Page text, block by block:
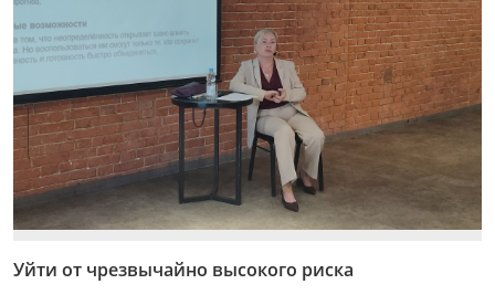
Уйти от чрезвычайно высокого риска